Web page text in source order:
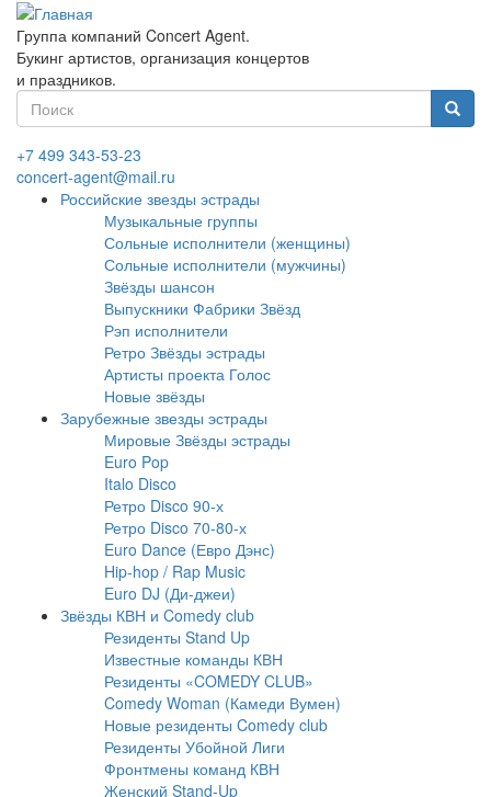
Перейти
основному
содержанию
Группа компаний Concert Agent.
Букинг артистов, организация концертов
и праздников.
Форма
поиска
+7 499 343-53-23
concert-agent@mail.ru
Российские звезды эстрады
Музыкальные группы
Сольные исполнители (женщины)
Сольные исполнители (мужчины)
Звёзды шансон
Выпускники Фабрики Звёзд
Рэп исполнители
Ретро Звёзды эстрады
Артисты проекта Голос
Новые звёзды
Зарубежные звезды эстрады
Мировые Звёзды эстрады
Euro Pop
Italo Disco
Ретро Disco 90-х
Ретро Disco 70-80-х
Euro Dance (Евро Дэнс)
Hip-hop / Rap Music
Euro DJ (Ди-джеи)
Звёзды КВН и Comedy club
Резиденты Stand Up
Известные команды КВН
Резиденты «COMEDY CLUB»
Comedy Woman (Камеди Вумен)
Новые резиденты Comedy club
Резиденты Убойной Лиги
Фронтмены команд КВН
Женский Stand-Up